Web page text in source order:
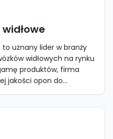
to uznany lider w branży
widłowych na rynku
produktów, firma
jakości opon do...